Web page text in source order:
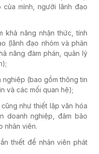
mình, người lãnh đạo
khả năng nhận thức, tính
(lãnh đạo nhóm và phân
năng đàm phán, quản lý
(bao gồm thông tin
và các mối quan hệ);
như thiết lập văn hóa
doanh nghiệp, đảm bảo
nhân viên.
thiết để nhân viên phát